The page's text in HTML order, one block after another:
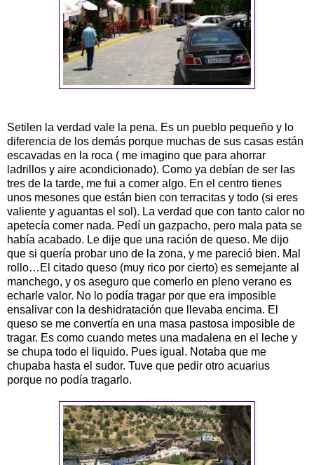
Setilen la verdad vale la pena. Es un pueblo pequeño y lo
diferencia de los demás porque muchas de sus casas están
escavadas en la roca ( me imagino que para ahorrar
ladrillos y aire acondicionado). Como ya debían de ser las
tres de la tarde, me fui a comer algo. En el centro tienes
unos mesones que están bien con terracitas y todo (si eres
valiente y aguantas el sol). La verdad que con tanto calor no
apetecía comer nada. Pedí un gazpacho, pero mala pata se
había acabado. Le dije que una ración de queso. Me dijo
que si quería probar uno de la zona, y me pareció bien. Mal
rollo…El citado queso (muy rico por cierto) es semejante al
manchego, y os aseguro que comerlo en pleno verano es
echarle valor. No lo podía tragar por que era imposible
ensalivar con la deshidratación que llevaba encima. El
queso se me convertía en una masa pastosa imposible de
tragar. Es como cuando metes una madalena en el leche y
se chupa todo el liquido. Pues igual. Notaba que me
chupaba hasta el sudor. Tuve que pedir otro acuarius
porque no podía tragarlo.